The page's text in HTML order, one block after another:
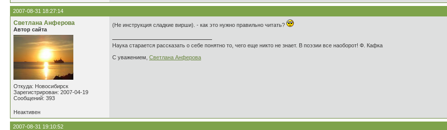
2007-08-31 18:27:14
Светлана Анферова
Автор сайта
Откуда: Новосибирск
Зарегистрирован: 2007-04-19
Сообщений: 393
(Не инструкция сладкие вирши). - как это нужно правильно читать?
Наука старается рассказать о себе понятно то, чего еще никто не знает. В поэзии все наоборот! Ф. Кафка
С уважением, Светлана Анферова
Неактивен
2007-08-31 19:10:52